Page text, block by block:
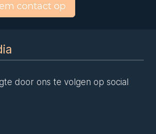
contact op
door ons te volgen op social